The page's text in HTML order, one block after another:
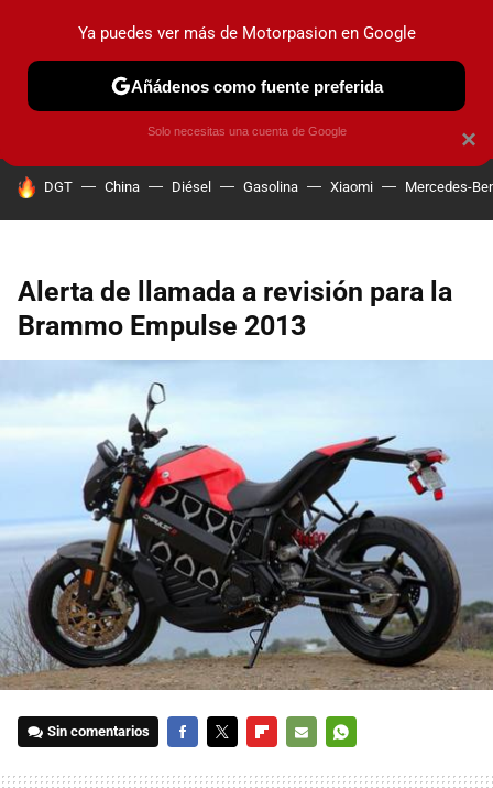
PRUEBAS COCHES ELÉCTRICOS OBSERVATORIO
HOY SE HABLA DE
DGT China Diésel Gasolina Xiaomi Mercedes-
Alerta de llamada a revisión para la
Brammo Empulse 2013
Sin comentarios
×
Ya puedes ver más de Motorpasion en Google
Añádenos como fuente preferida
Solo necesitas una cuenta de Google